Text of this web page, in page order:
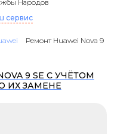
Народов
сервис
Ремонт Huawei Nova 9
9 SE С УЧЁТОМ
ИХ ЗАМЕНЕ